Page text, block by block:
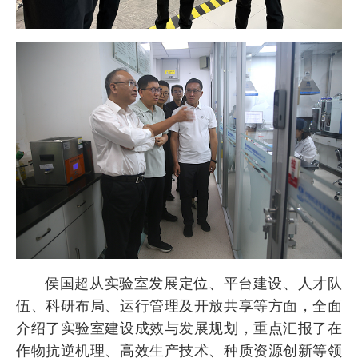
侯国超从实验室发展定位、平台建设、人才队
伍、科研布局、运行管理及开放共享等方面，全面
介绍了实验室建设成效与发展规划，重点汇报了在
作物抗逆机理、高效生产技术、种质资源创新等领